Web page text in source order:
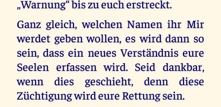
„Warnung“ bis zu euch erstreckt.
Ganz gleich, welchen Namen ihr Mir
werdet geben wollen, es wird dann so
sein, dass ein neues Verständnis eure
Seelen erfassen wird. Seid dankbar,
wenn dies geschieht, denn diese
Züchtigung wird eure Rettung sein.